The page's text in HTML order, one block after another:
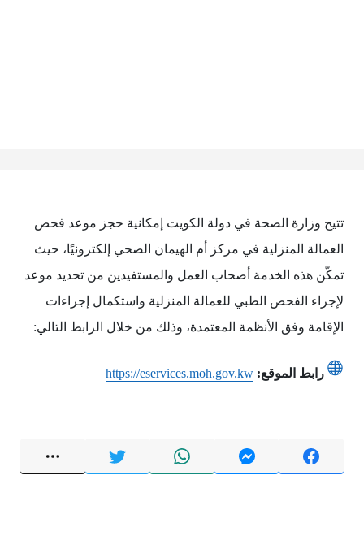
تتيح وزارة الصحة في دولة الكويت إمكانية حجز موعد فحص
العمالة المنزلية في مركز أم الهيمان الصحي إلكترونيًا، حيث
تمكّن هذه الخدمة أصحاب العمل والمستفيدين من تحديد موعد
لإجراء الفحص الطبي للعمالة المنزلية واستكمال إجراءات
الإقامة وفق الأنظمة المعتمدة، وذلك من خلال الرابط التالي:
رابط الموقع: https://eservices.moh.gov.kw